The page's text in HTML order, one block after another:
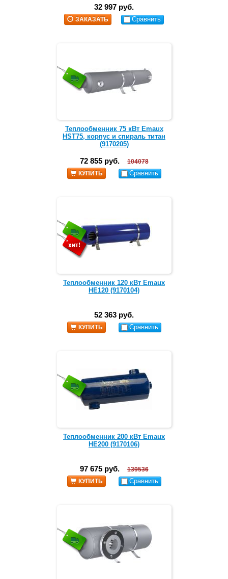
32 997 руб.
ЗАКАЗАТЬ Сравнить
Теплообменник 75 кВт Emaux
HST75, корпус и спираль титан
(9170205)
72 855 руб.
104078
КУПИТЬ
Сравнить
Теплообменник 120 кВт Emaux
HE120 (9170104)
52 363 руб.
КУПИТЬ Сравнить
Теплообменник 200 кВт Emaux
HE200 (9170106)
97 675 руб.
139536
КУПИТЬ
Сравнить